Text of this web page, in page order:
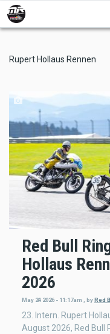
Skip
to
main
Rupert Hollaus Rennen
Red Bull
Hollaus
2026
May 24 2026 - 11:17am , by Red
23. Intern. Rupert
August 2026, Red Bull